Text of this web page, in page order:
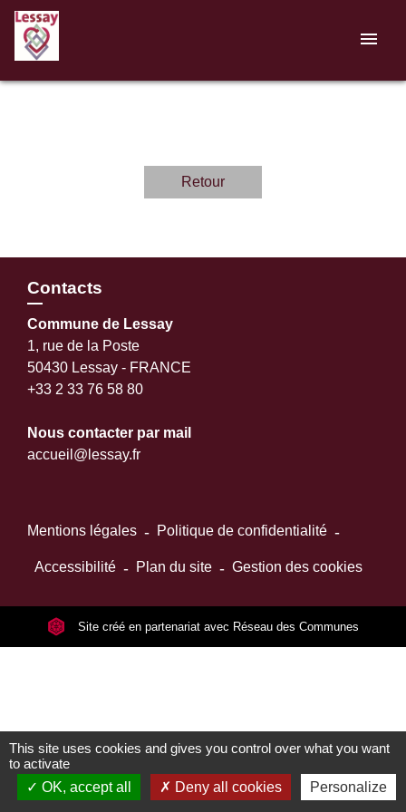
menu
Retour
Contacts
Commune de Lessay
1, rue de la Poste
50430 Lessay - FRANCE
+33 2 33 76 58 80
Nous contacter par mail
accueil@lessay.fr
Mentions légales - Politique de confidentialité -
Accessibilité - Plan du site - Gestion des cookies
Site créé en partenariat avec Réseau des Communes
This site uses cookies and gives you control over what you want
to activate
OK, accept all
Deny all cookies Personalize